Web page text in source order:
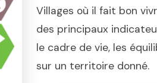
Villages où il fait bon
des principaux
le cadre de vie, les
sur un territoire donné.